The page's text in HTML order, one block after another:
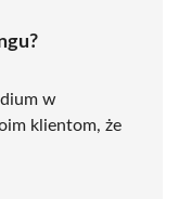
w
klientom, że